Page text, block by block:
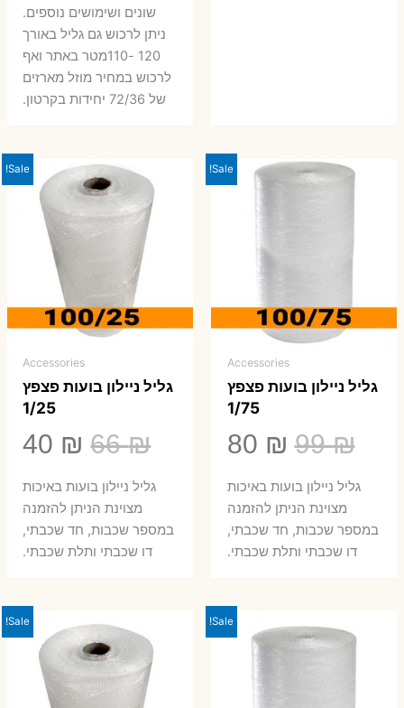
שונים ושימושים נוספים.
ניתן לרכוש גם גליל באורך
120 -110מטר באתר ואף
לרכוש במחיר מוזל מארזים
של 72/36 יחידות בקרטון.
Sale!
Accessories
גליל ניילון בועות פצפץ
1/75
99₪
המחיר
המקורי
היה:
99 ₪.
80 ₪
הנוכחיגליל ניילון בועות באיכות
מצוינת הניתן להזמנה
במספר שכבות, חד שכבתי,
דו שכבתי ותלת שכבתי.
Sale!
Accessories
גליל ניילון בועות פצפץ
1/25
66₪
המחיר
המקורי
היה:
66 ₪.
40 ₪
₪.
גליל ניילון בועות באיכות
מצוינת הניתן להזמנה
במספר שכבות, חד שכבתי,
דו שכבתי ותלת שכבתי.
Sale!
Sale!